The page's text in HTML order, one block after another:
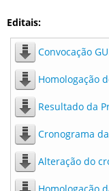
Editais:
Convocação
Homologação
Resultado da
Cronograma
Alteração do